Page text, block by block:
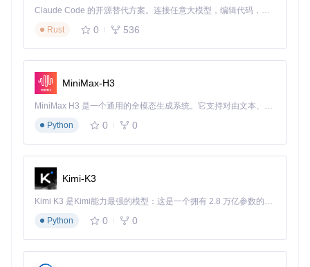
制
制
工具通过组合使用上述策略，可使请求成功率维持在85%以
上，远高于人工操作水平。
如何搭建高效的智能抢购系统？四步实战指南
环境检测：确保系统兼容性
`pip list
grep requests`
验证依赖库
ping api.jd.com
执行环境准备命令：
git clone
cd jd-assistantV2
Claude Code 的开源替代方案。连接任意大模型，编辑代码，运行命令，自动验证 — 全自动执行。用 Rust 构建，极致性能。 ｜ An open-source alternative to Claude Code. Connect any LLM, edit code, run commands, and verify changes — autonomously. Built in Rust for speed. Get Started
Rust
0 536
MiniMax-H3
MiniMax H3 是一个通用的全模态生成系统。它支持对由文本、图像、视频和音频组成的多模态上下文进行统一理解，并能生成分辨率高达 2K、时长可达 15 秒的带原生立体声音频的视频。得益于面向任务泛化的系统设计，H3 在预训练阶段就已具备广泛的多模态上下文理解与生成能力，能够出色地执行复杂的多模态指令。
Python
0 0
Kimi-K3
Kimi K3 是Kimi能力最强的模型：这是一个拥有 2.8 万亿参数的混合专家（MoE）模型，具备原生视觉理解能力，并支持 100 万 token 的上下文窗口。
Python
0 0